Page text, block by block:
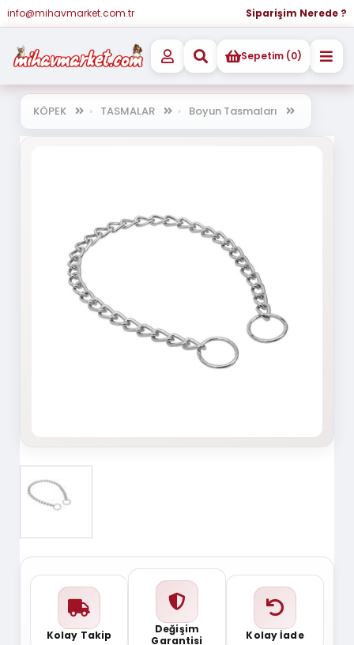
info@mihavmarket.com.tr Siparişim Nerede ?
Sepetim (0)
KÖPEK TASMALAR Boyun Tasmaları
Kolay Takip
Değişim
Garantisi
Kolay İade